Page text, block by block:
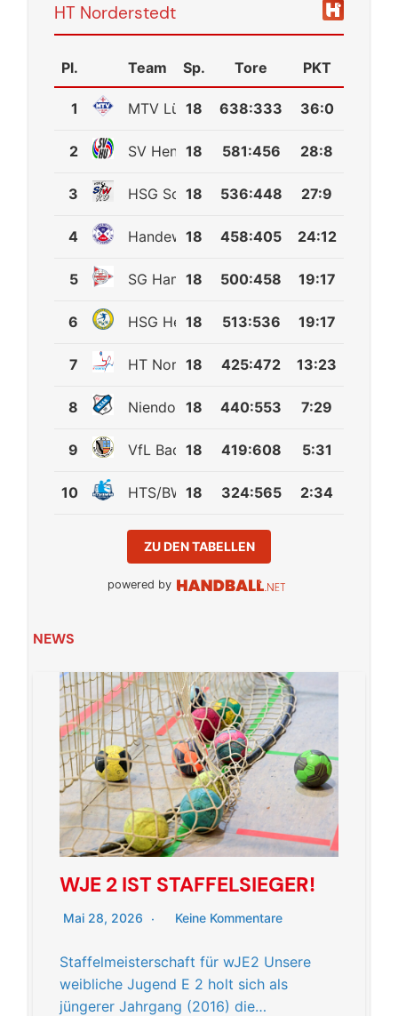
HT Norderstedt
Pl. Team Sp. Tore PKT
1 MTV Lübeck
18 638:333 36:0
2 SV Henstedt-Ulzburg
18 581:456 28:8
3 HSG Schülp/Westerrönfeld/Rendsburg
18 536:448 27:9
4 Handewitter SV
18 458:405 24:12
5 SG Hamburg-Nord
18 500:458 19:17
6 HSG Herzhorn/Kollmar/Neuendorf
18 513:536 19:17
7 HT Norderstedt
18 425:472 13:23
8 Niendorfer TSV
18 440:553 7:29
9 VfL Bad Schwartau
18 419:608 5:31
10 HTS/BW96 Handball
18 324:565 2:34
ZU DEN TABELLEN
powered by
NEWS
WJE 2 IST STAFFELSIEGER!
Mai 28, 2026 Keine Kommentare
Staffelmeisterschaft für wJE2 Unsere
weibliche Jugend E 2 holt sich als
jüngerer Jahrgang (2016) die…